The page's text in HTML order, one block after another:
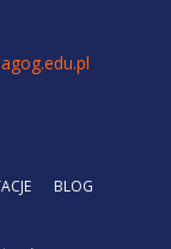
BLOG